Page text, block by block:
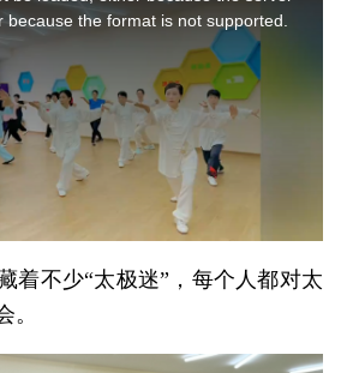
the format is not supported.
着不少“太极迷”，每个人都对太
。